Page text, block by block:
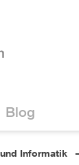
Blog
Informatik